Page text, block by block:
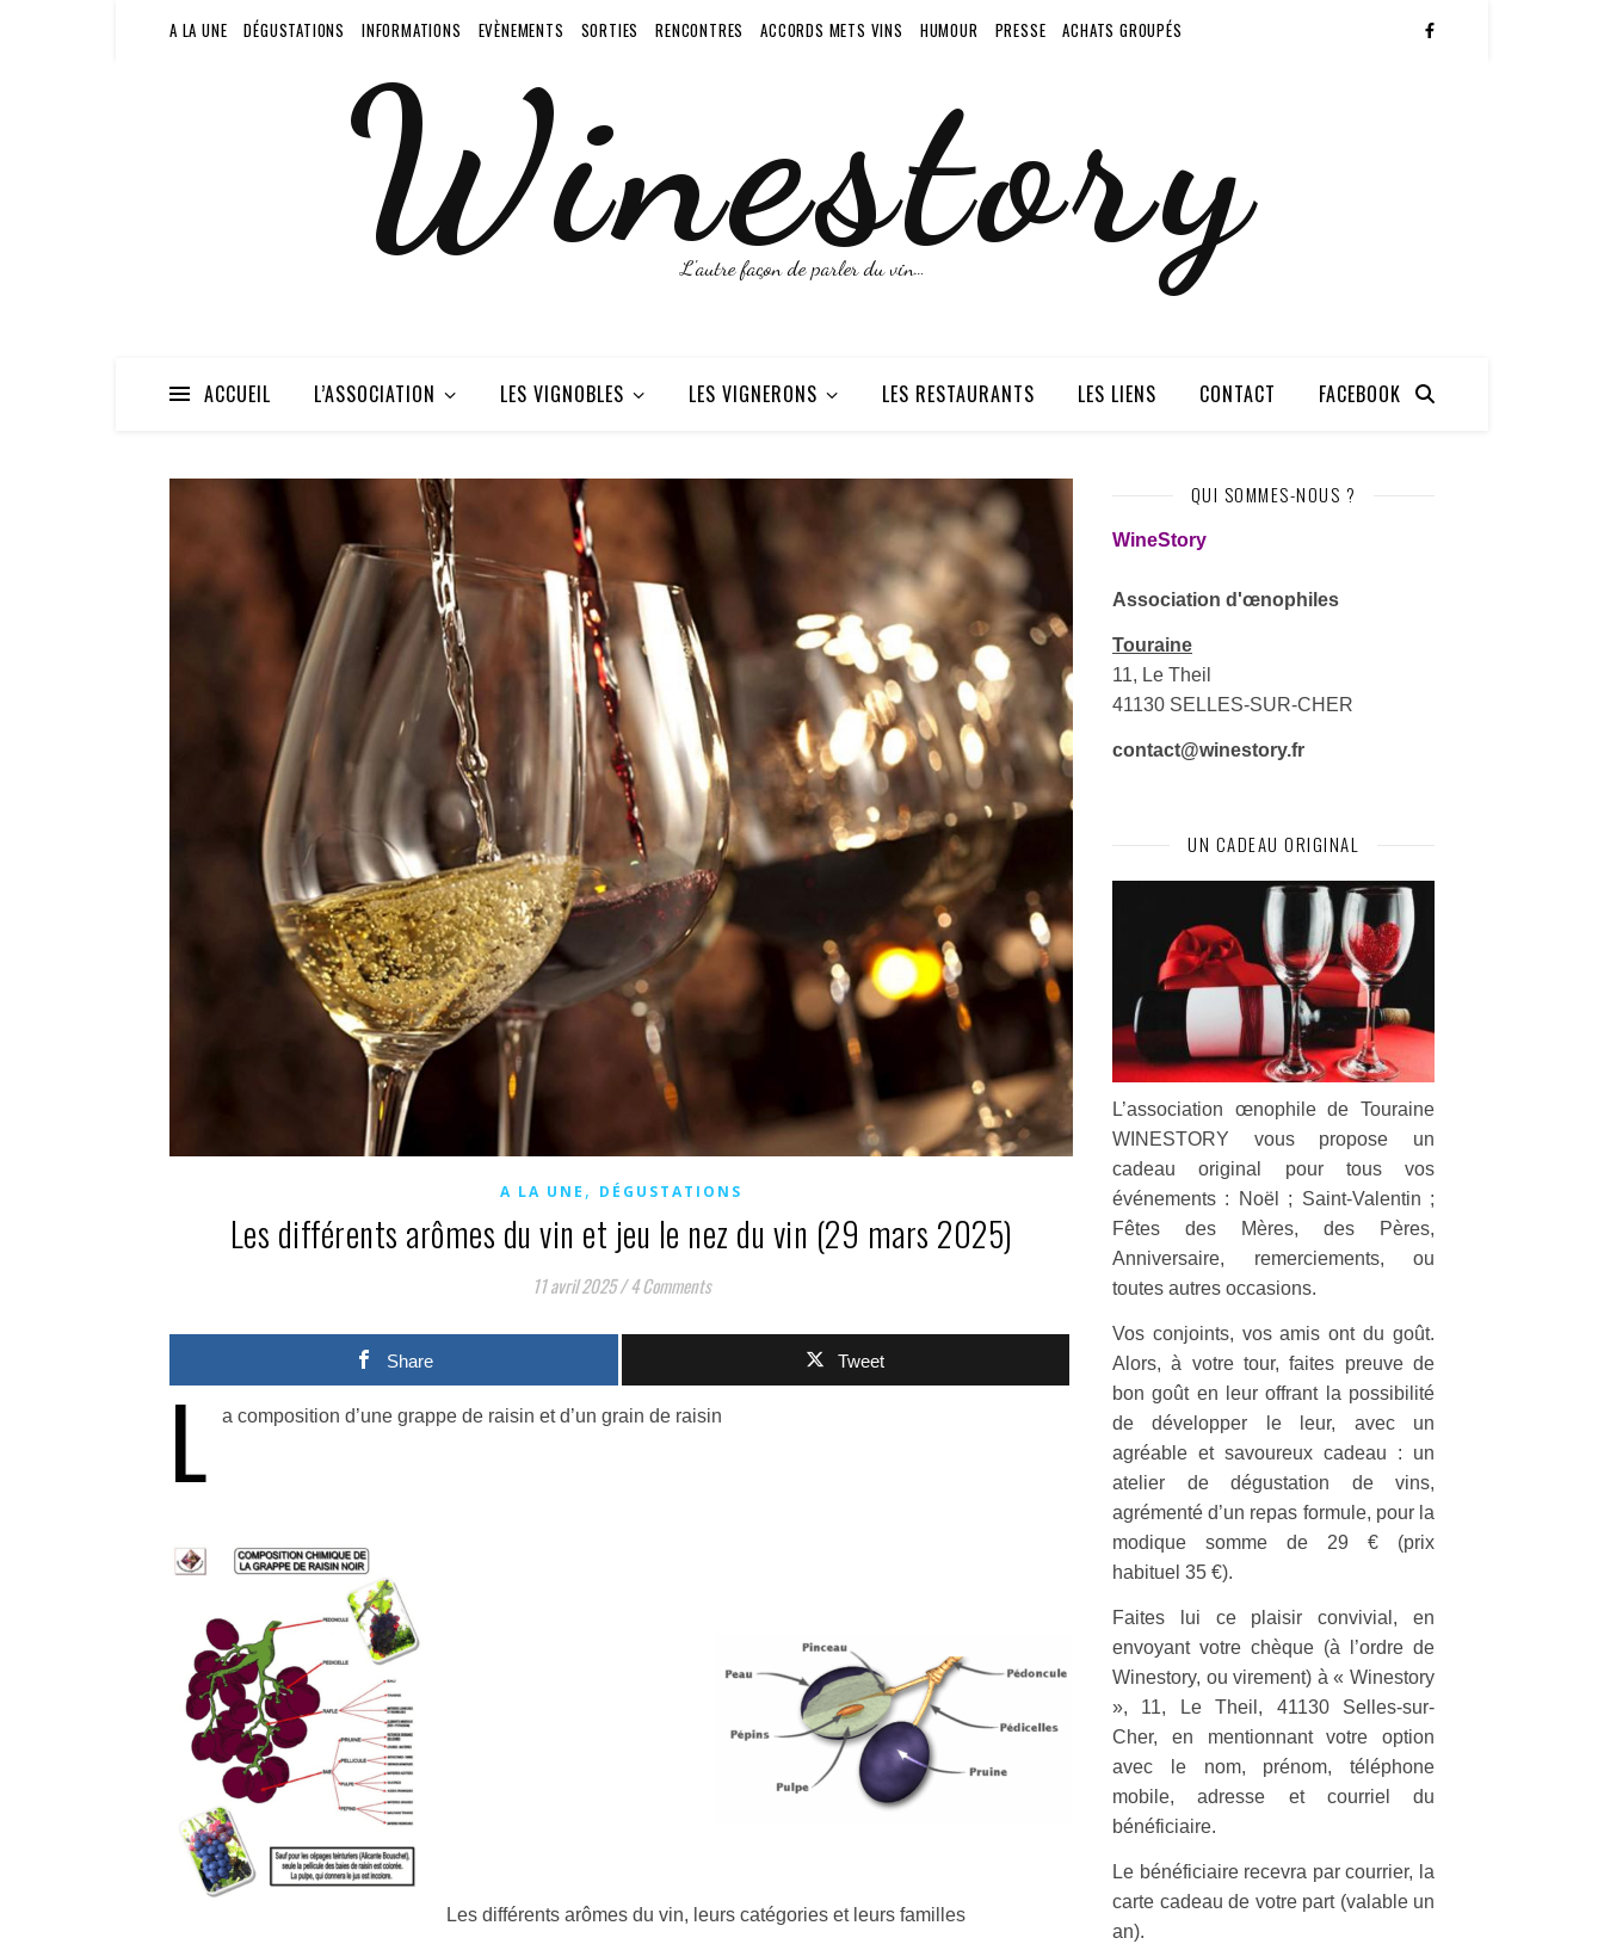
A LA UNE DÉGUSTATIONS INFORMATIONS EVÈNEMENTS SORTIES RENCONTRES ACCORDS METS VINS HUMOUR PRESSE ACHATS GROUPÉS
Winestory
L'autre façon de parler du vin…
ACCUEIL L’ASSOCIATION LES VIGNOBLES LES VIGNERONS LES RESTAURANTS LES LIENS CONTACT FACEBOOK
A LA UNE , DÉGUSTATIONS
Les différents arômes du vin et jeu le nez du vin (29 mars 2025)
11 avril 2025 / 4 Comments
Share Tweet
L a composition d’une grappe de raisin et d’un grain de raisin
Les différents arômes du vin, leurs catégories et leurs familles
QUI SOMMES-NOUS ?
WineStory
Association d'œnophiles
Touraine
11, Le Theil
41130 SELLES-SUR-CHER
contact@winestory.fr
UN CADEAU ORIGINAL
L’association œnophile de Touraine
WINESTORY vous propose un
cadeau original pour tous vos
événements : Noël ; Saint-Valentin ;
Fêtes des Mères, des Pères,
Anniversaire, remerciements, ou
toutes autres occasions.
Vos conjoints, vos amis ont du goût.
Alors, à votre tour, faites preuve de
bon goût en leur offrant la possibilité
de développer le leur, avec un
agréable et savoureux cadeau : un
atelier de dégustation de vins,
agrémenté d’un repas formule, pour la
modique somme de 29 € (prix
habituel 35 €).
Faites lui ce plaisir convivial, en
envoyant votre chèque (à
l’ordre de
Winestory, ou virement) à « Winestory
», 11, Le Theil, 41130 Selles-sur-
Cher, en mentionnant votre option
avec le nom, prénom, téléphone
mobile, adresse et courriel du
bénéficiaire.
Le bénéficiaire recevra par courrier, la
carte cadeau de votre part(valable un
an).